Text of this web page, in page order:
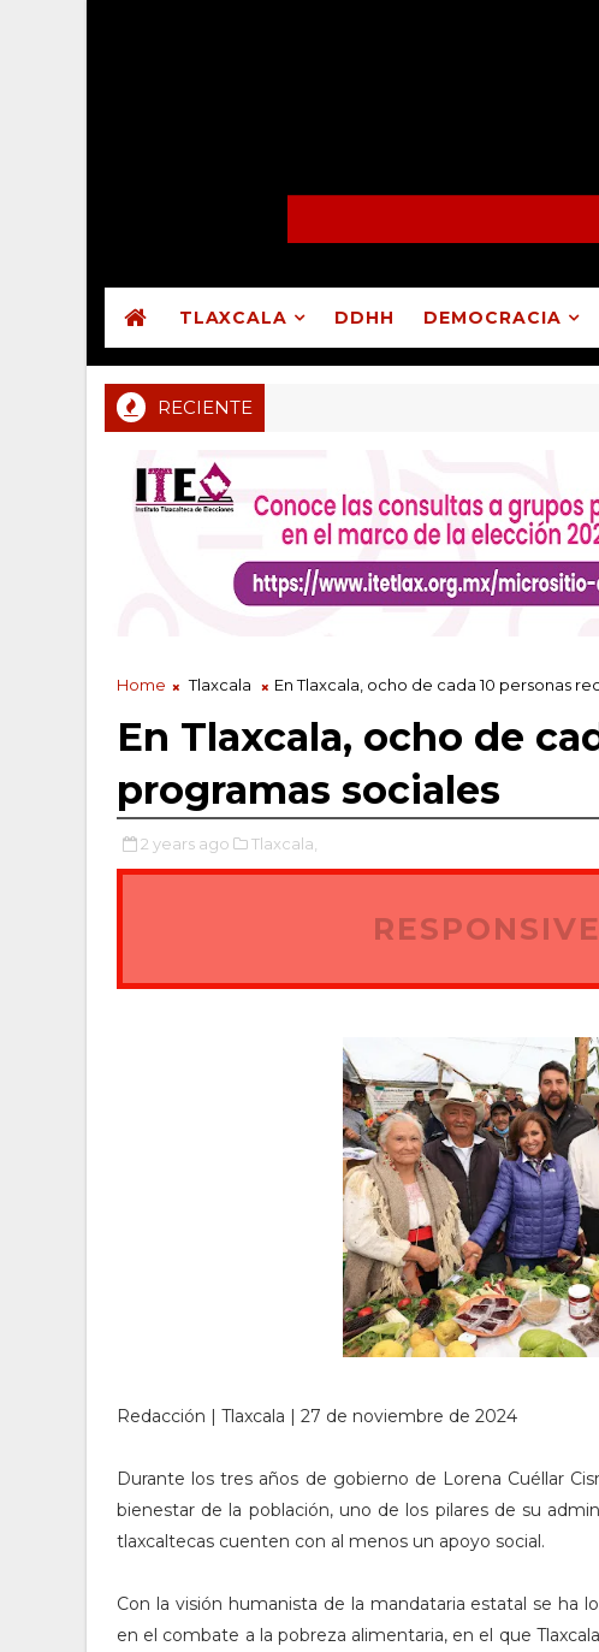
TLAXCALA DDHH DEMOCRACIA
RECIENTE
Home Tlaxcala En Tlaxcala, ocho de cada 10 personas
En Tlaxcala, ocho de
programas sociales
2 years ago Tlaxcala,
Redacción | Tlaxcala | 27 de noviembre de 2024
Durante los tres años de gobierno de Lorena Cuéllar
bienestar de la población, uno de los pilares de su
tlaxcaltecas cuenten con al menos un apoyo social.
Con la visión humanista de la mandataria estatal se ha
en el combate a la pobreza alimentaria, en el que